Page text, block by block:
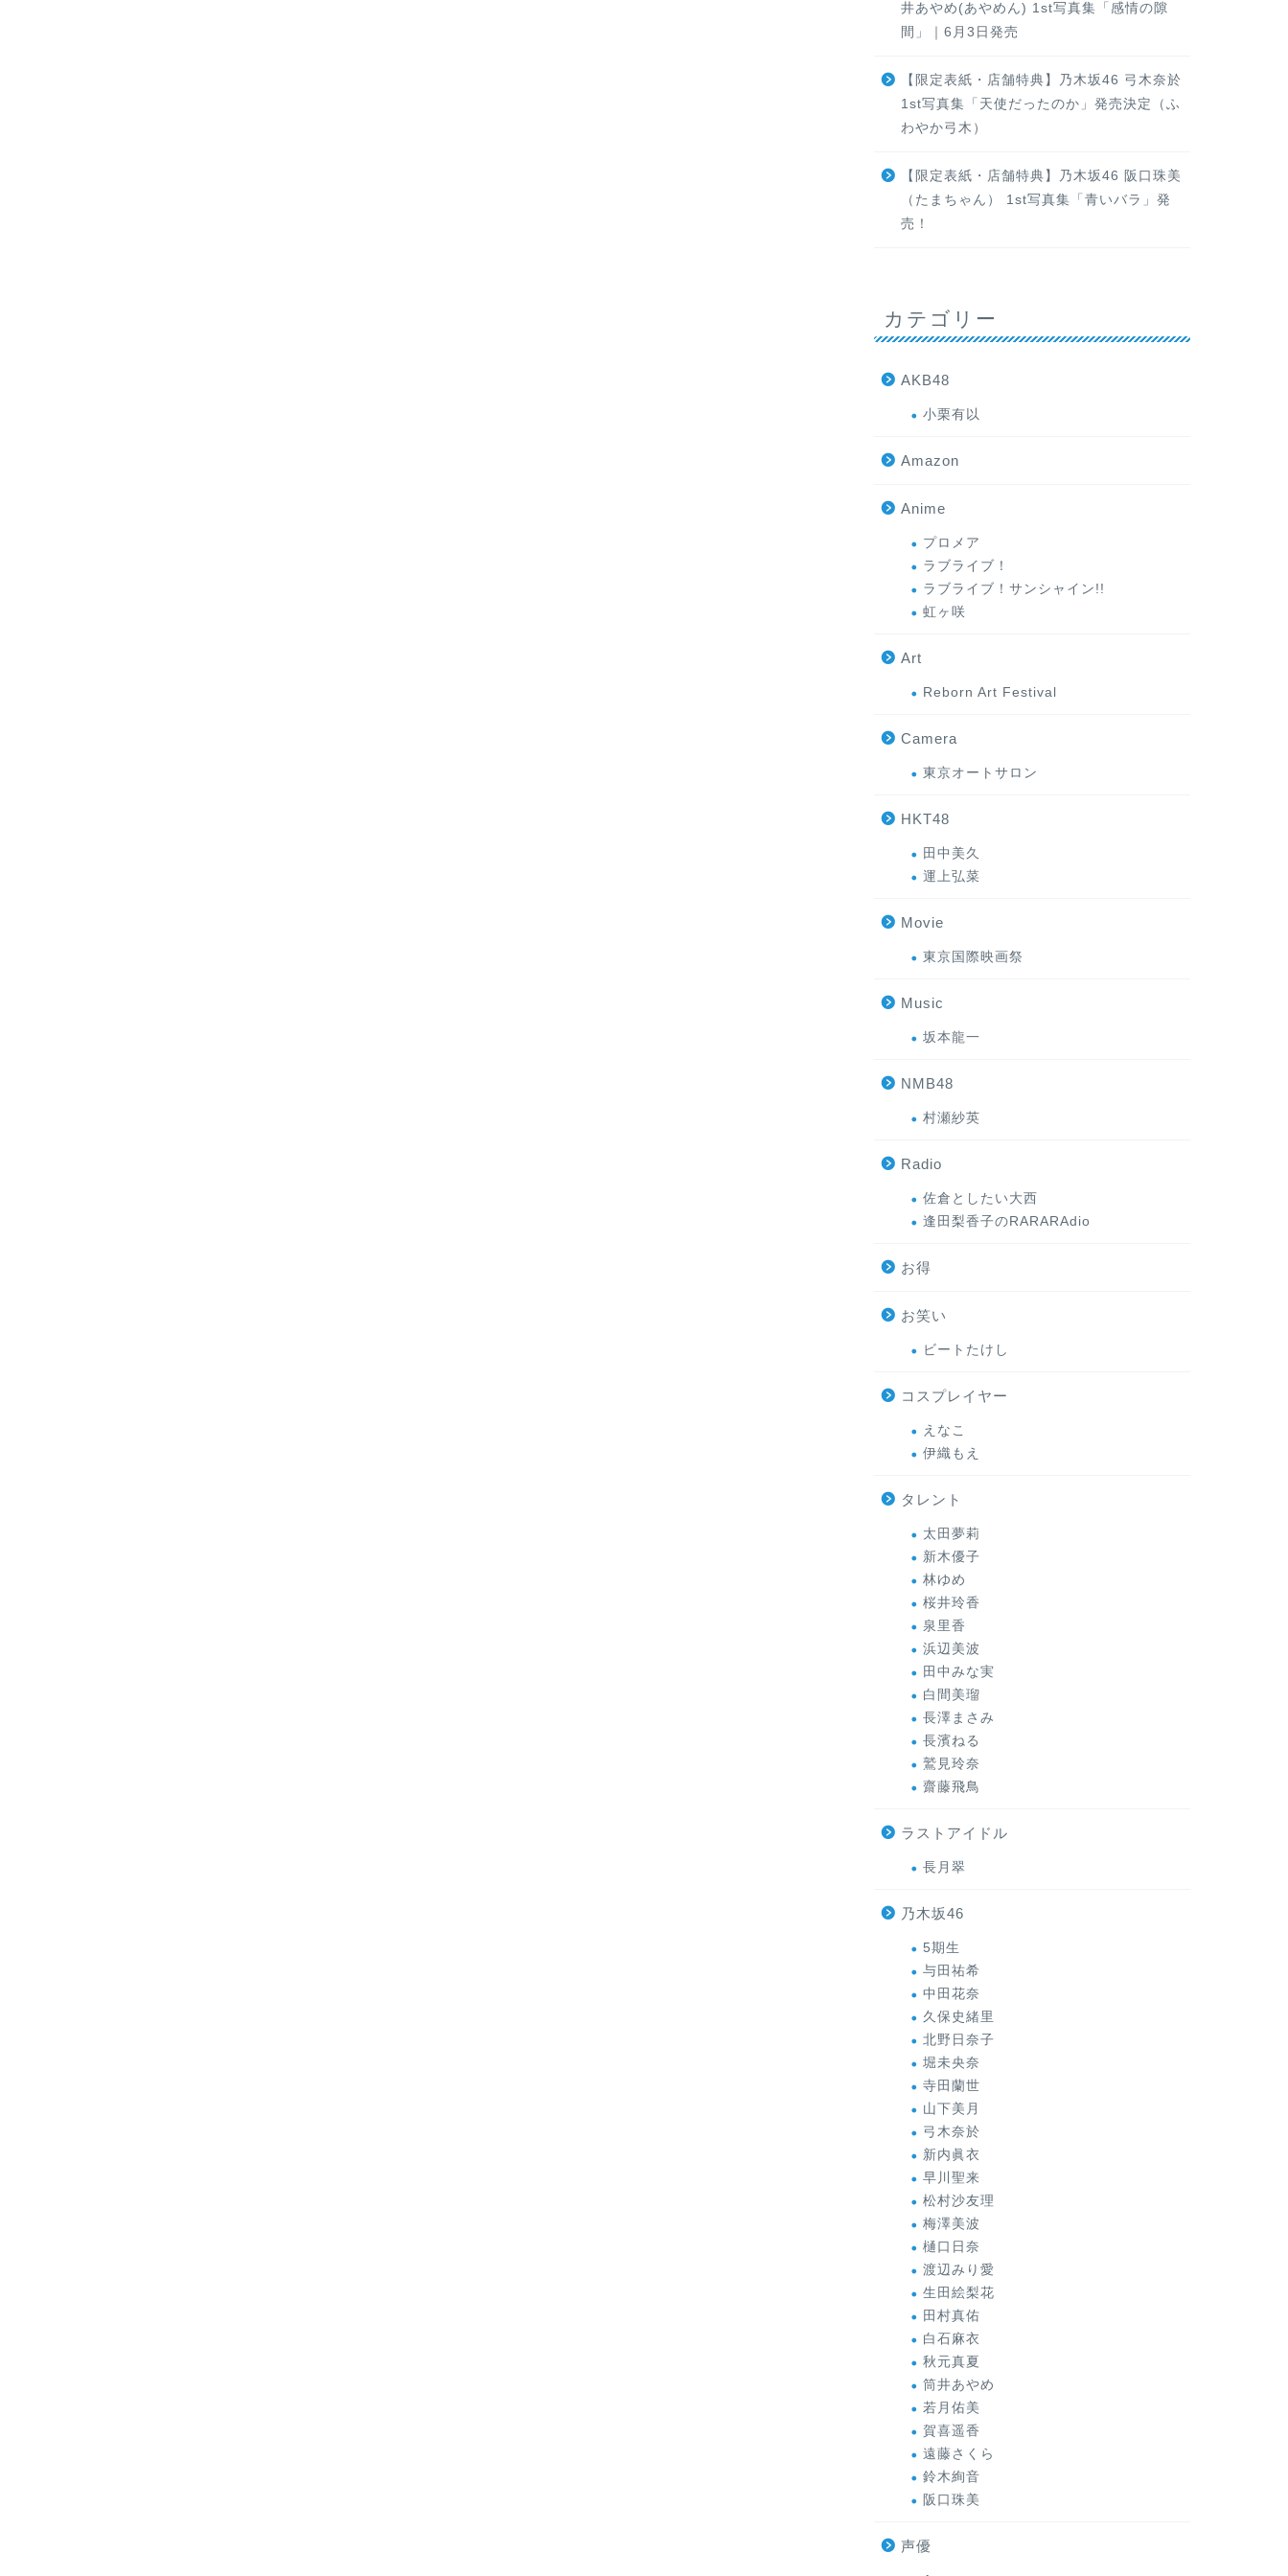
井あやめ(あやめん) 1st写真集「感情の隙
間」｜6月3日発売
【限定表紙・店舗特典】乃木坂46 弓木奈於
1st写真集「天使だったのか」発売決定（ふ
わやか弓木）
【限定表紙・店舗特典】乃木坂46 阪口珠美
（たまちゃん） 1st写真集「青いバラ」発
売！
カテゴリー
AKB48
小栗有以
Amazon
Anime
プロメア
ラブライブ！
ラブライブ！サンシャイン!!
虹ヶ咲
Art
Reborn Art Festival
Camera
東京オートサロン
HKT48
田中美久
運上弘菜
Movie
東京国際映画祭
Music
坂本龍一
NMB48
村瀬紗英
Radio
佐倉としたい大西
逢田梨香子のRARARAdio
お得
お笑い
ビートたけし
コスプレイヤー
えなこ
伊織もえ
タレント
太田夢莉
新木優子
林ゆめ
桜井玲香
泉里香
浜辺美波
田中みな実
白間美瑠
長澤まさみ
長濱ねる
鷲見玲奈
齋藤飛鳥
ラストアイドル
長月翠
乃木坂46
5期生
与田祐希
中田花奈
久保史緒里
北野日奈子
堀未央奈
寺田蘭世
山下美月
弓木奈於
新内眞衣
早川聖来
松村沙友理
梅澤美波
樋口日奈
渡辺みり愛
生田絵梨花
田村真佑
白石麻衣
秋元真夏
筒井あやめ
若月佑美
賀喜遥香
遠藤さくら
鈴木絢音
阪口珠美
声優